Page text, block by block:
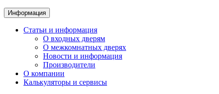
Информация
Статьи и информация
О входных дверям
О межкомнатных дверях
Новости и информация
Производители
О компании
Калькуляторы и сервисы